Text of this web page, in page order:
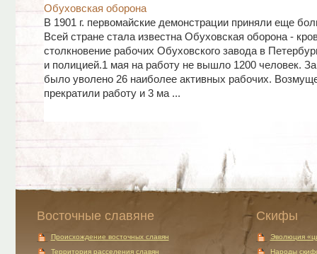
Обуховская оборона
В 1901 г. первомайские демонстрации приняли еще
Всей стране стала известна Обуховская оборона -
столкновение рабочих Обуховского завода в
и полицией.1 мая на работу не вышло 1200 человек. За
было уволено 26 наиболее активных рабочих.
прекратили работу и 3 ма ...
Восточные славяне
Происхождение восточных славян
Территория расселения славян
Скифы
Эволюция
Народы